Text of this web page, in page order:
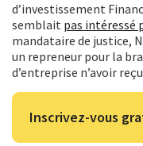
d’investissement
semblait pas intéressé
mandataire de justice,
un repreneur pour la
d’entreprise n’avoir
Inscrivez-vous